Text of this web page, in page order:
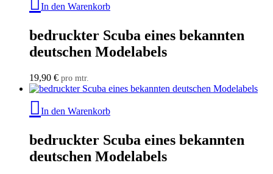
In den Warenkorb
bedruckter Scuba eines bekannten
deutschen Modelabels
19,90 € pro mtr.
In den Warenkorb
bedruckter Scuba eines bekannten
deutschen Modelabels